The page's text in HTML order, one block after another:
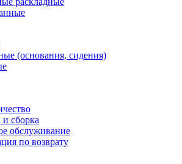
(основания, сидения)
и сборка
обслуживание
по возврату